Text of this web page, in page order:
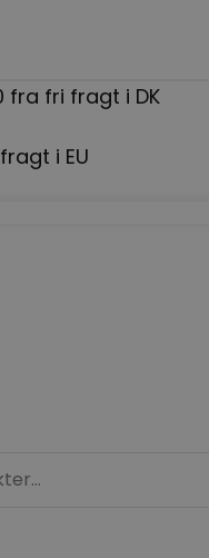
fra fri fragt i DK
i EU